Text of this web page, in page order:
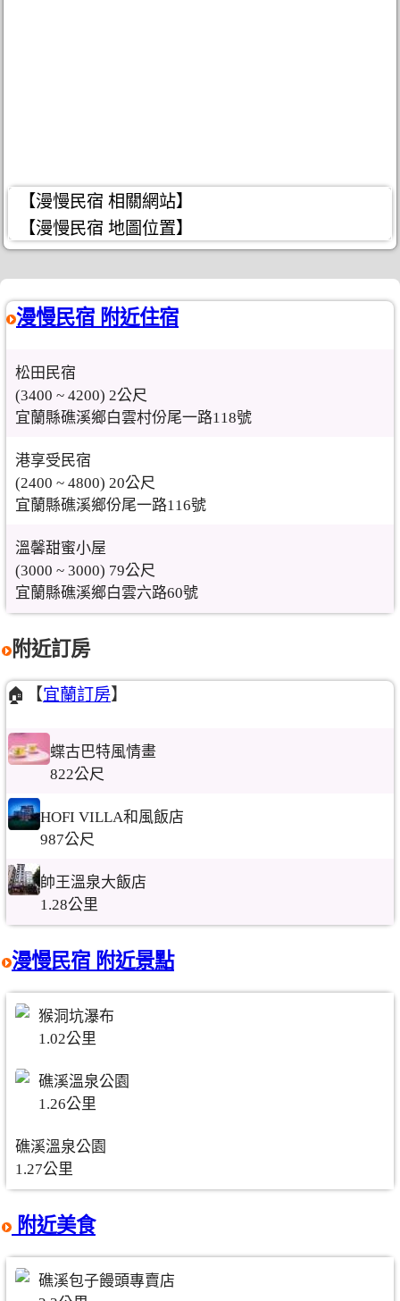
【漫慢民宿 相關網站】
【漫慢民宿 地圖位置】
漫慢民宿 附近住宿
松田民宿
(3400 ~ 4200) 2公尺
宜蘭縣礁溪鄉白雲村份尾一路118號
港享受民宿
(2400 ~ 4800) 20公尺
宜蘭縣礁溪鄉份尾一路116號
溫馨甜蜜小屋
(3000 ~ 3000) 79公尺
宜蘭縣礁溪鄉白雲六路60號
附近訂房
🏠【宜蘭訂房】
蝶古巴特風情畫
822公尺
HOFI VILLA和風飯店
987公尺
帥王溫泉大飯店
1.28公里
漫慢民宿 附近景點
猴洞坑瀑布
1.02公里
礁溪溫泉公園
1.26公里
礁溪溫泉公園
1.27公里
附近美食
礁溪包子饅頭專賣店